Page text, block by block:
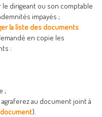
le dirigeant ou son comptable
impayés ;
la liste des documents
en copie les
:
;
agraferez au document joint à
).